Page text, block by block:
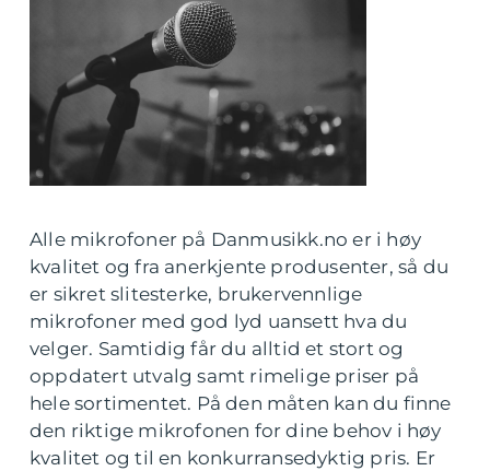
Alle mikrofoner på Danmusikk.no er i høy
kvalitet og fra anerkjente produsenter, så du
er sikret slitesterke, brukervennlige
mikrofoner med god lyd uansett hva du
velger. Samtidig får du alltid et stort og
oppdatert utvalg samt rimelige priser på
hele sortimentet. På den måten kan du finne
den riktige mikrofonen for dine behov i høy
kvalitet og til en konkurransedyktig pris. Er